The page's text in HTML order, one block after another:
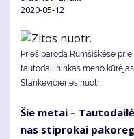
2020-05-12
Prieš parodą Rumšiškėse
tautodailininkas meno
Stankevičienės nuotr.
Šie me­tai –
nas stip­ro­kai